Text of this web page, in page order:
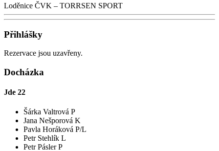
Loděnice ČVK – TORRSEN SPORT
Přihlášky
Rezervace jsou uzavřeny.
Docházka
Jde 22
Šárka Valtrová P
Jana Nešporová K
Pavla Horáková P/L
Petr Stehlík L
Petr Pásler P